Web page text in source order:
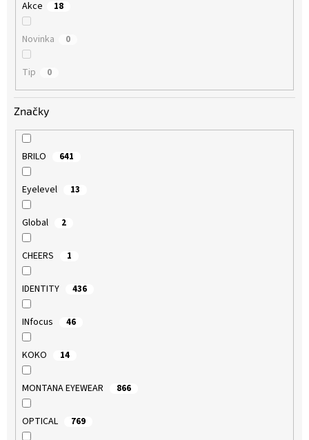
Akce 18
Novinka 0
Tip 0
Značky
BRILO 641
Eyelevel 13
Global 2
CHEERS 1
IDENTITY 436
INfocus 46
KOKO 14
MONTANA EYEWEAR 866
OPTICAL 769